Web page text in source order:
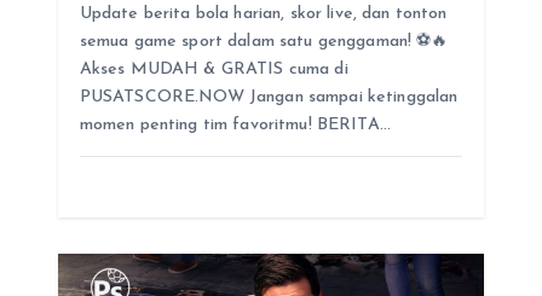
Update berita bola harian, skor live, dan tonton
semua game sport dalam satu genggaman! ⚽️🔥
Akses MUDAH & GRATIS cuma di
PUSATSCORE.NOW Jangan sampai ketinggalan
momen penting tim favoritmu! BERITA…